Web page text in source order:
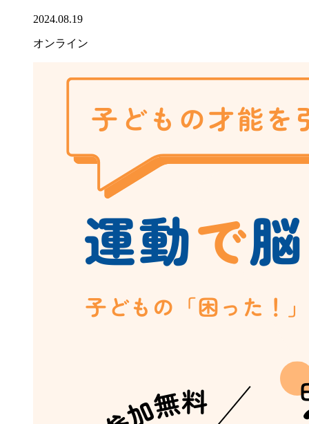
2024.08.19
オンライン